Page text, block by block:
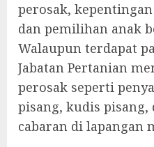
perosak,
dan pemilihan anak
Walaupun terdapat
Jabatan Pertanian
perosak seperti
pisang, kudis pisang,
cabaran di lapangan